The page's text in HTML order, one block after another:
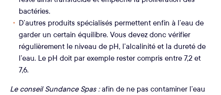
bactéries.
D’autres produits spécialisés permettent enfin à l’eau de
garder un certain équilibre. Vous devez donc vérifier
régulièrement le niveau de pH, l’alcalinité et la dureté de
l’eau. Le pH doit par exemple rester compris entre 7,2 et
7,6.
Le conseil Sundance Spas :afin de ne pas contaminer l’eau